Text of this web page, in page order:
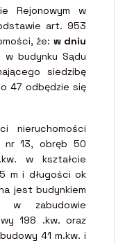
Rejonowym w
art. 953
że: w dniu
w budynku Sądu
siedzibę
47 odbędzie się
nieruchomości
nr 13, obręb 50
w kształcie
m i długości ok
jest budynkiem
w zabudowie
198 .kw. oraz
41 m.kw. i